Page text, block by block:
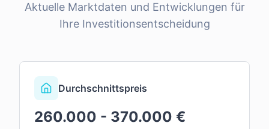
Aktuelle Marktdaten und Entwicklungen für
Ihre Investitionsentscheidung
Durchschnittspreis
260.000 - 370.000 €